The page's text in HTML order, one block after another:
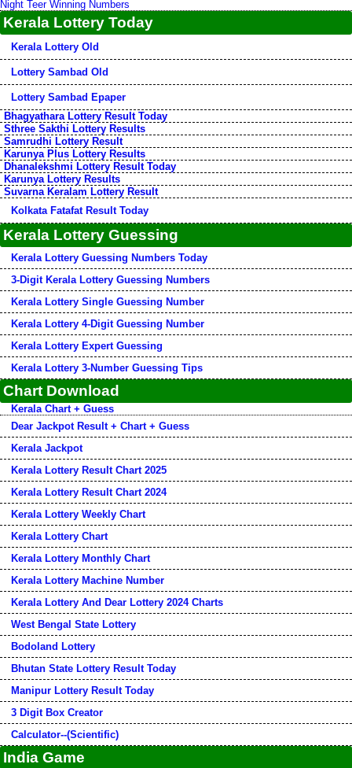
Night Teer Winning Numbers
Kerala Lottery Today
Kerala Lottery Old
Lottery Sambad Old
Lottery Sambad Epaper
Bhagyathara Lottery Result Today
Sthree Sakthi Lottery Results
Samrudhi Lottery Result
Karunya Plus Lottery Results
Dhanalekshmi Lottery Result Today
Karunya Lottery Results
Suvarna Keralam Lottery Result
Kolkata Fatafat Result Today
Kerala Lottery Guessing
Kerala Lottery Guessing Numbers Today
3-Digit Kerala Lottery Guessing Numbers
Kerala Lottery Single Guessing Number
Kerala Lottery 4-Digit Guessing Number
Kerala Lottery Expert Guessing
Kerala Lottery 3-Number Guessing Tips
Chart Download
Kerala Chart + Guess
Dear Jackpot Result + Chart + Guess
Kerala Jackpot
Kerala Lottery Result Chart 2025
Kerala Lottery Result Chart 2024
Kerala Lottery Weekly Chart
Kerala Lottery Chart
Kerala Lottery Monthly Chart
Kerala Lottery Machine Number
Kerala Lottery And Dear Lottery 2024 Charts
West Bengal State Lottery
Bodoland Lottery
Bhutan State Lottery Result Today
Manipur Lottery Result Today
3 Digit Box Creator
Calculator--(Scientific)
India Game